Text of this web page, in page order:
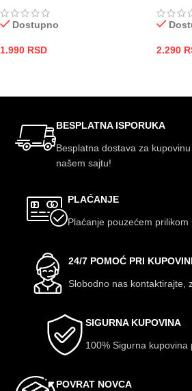
Dostupno
1.990 RSD 2.290
BESPLATNA ISPORUKA
Besplatna dostava za
našem sajtu!
PLAĆANJE
Plaćanje pouzećem
24/7 POMOĆ PRI KUPOVINI
Slobodno nas kontaktirajte,
SIGURNA KUPOVINA
100% Sigurna kupovina
POVRAT NOVCA